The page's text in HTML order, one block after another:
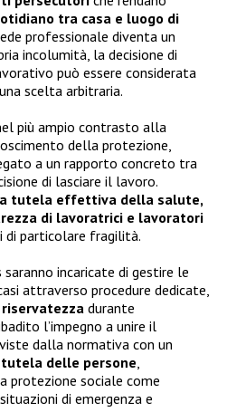
tra casa e luogo di
professionale diventa un
incolumità, la decisione di
può essere considerata
scelta arbitraria.
più ampio contrasto alla
della protezione,
a un rapporto concreto tra
di lasciare il lavoro.
tutela effettiva della salute,
di lavoratrici e lavoratori
di particolare fragilità.
incaricate di gestire le
attraverso procedure dedicate,
durante
l’impegno a unire il
dalla normativa con un
delle persone
protezione sociale come
di emergenza e